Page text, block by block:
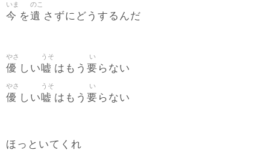
今
いま
を遺
のこ
さずにどうするんだ
優
やさ
しい嘘
うそ
はもう 要
い
らない
優
やさ
しい嘘
うそ
はもう 要
い
らない
ほっといてくれ